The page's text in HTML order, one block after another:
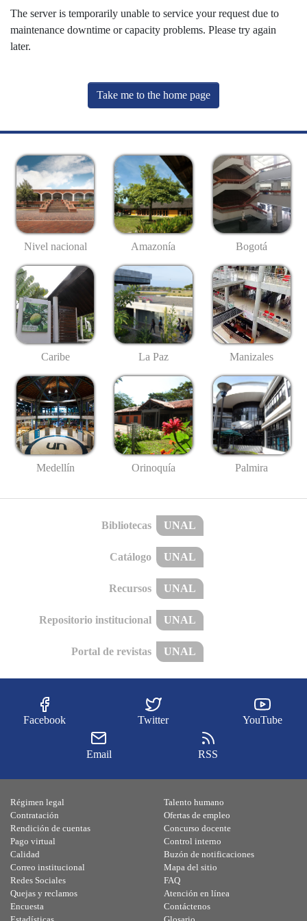
The server is temporarily unable to service your request due to
maintenance downtime or capacity problems. Please try again
later.
Take me to the home page
Nivel nacional Amazonía Bogotá
Caribe La Paz Manizales
Medellín Orinoquía Palmira
Bibliotecas UNAL
Catálogo UNAL
Recursos UNAL
Repositorio institucional UNAL
Portal de revistas UNAL
Facebook Twitter YouTube
Email RSS
Régimen legal
Contratación
Rendición de cuentas
Pago virtual
Calidad
Talento humano
Ofertas de empleo
Concurso docente
Control interno
Buzón de notificaciones
Correo institucional
Redes Sociales
Quejas y reclamos
Encuesta
Mapa del sitio
FAQ
Atención en línea
Contáctenos